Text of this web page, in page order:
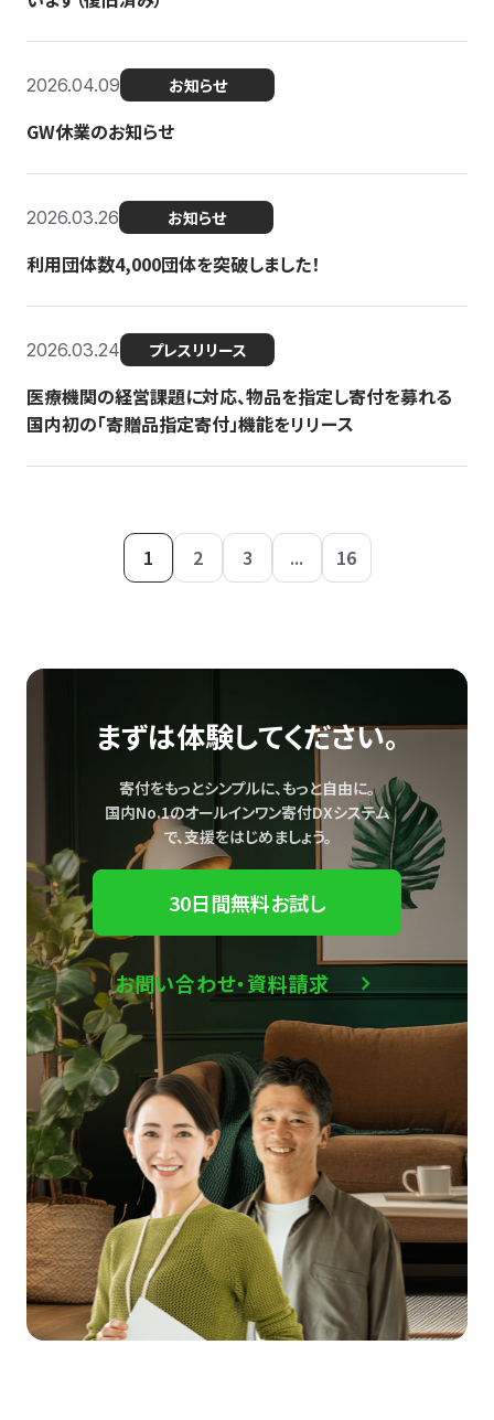
2026.04.09 お知らせ
GW休業のお知らせ
2026.03.26 お知らせ
利用団体数4,000団体を突破しました！
2026.03.24 プレスリリース
医療機関の経営課題に対応、物品を指定し寄付を募れる
国内初の「寄贈品指定寄付」機能をリリース
1 2 3 ... 16
まずは体験してください。
寄付をもっとシンプルに、もっと自由に。
国内No.1のオールインワン寄付DXシステム
で、支援をはじめましょう。
30日間無料お試し
お問い合わせ・資料請求